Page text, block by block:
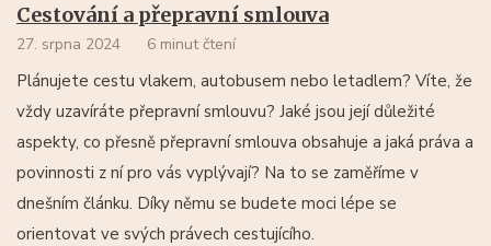
Cestování a přepravní smlouva
27. srpna 2024 6 minut čtení
Plánujete cestu vlakem, autobusem nebo letadlem? Víte, že
vždy uzavíráte přepravní smlouvu? Jaké jsou její důležité
aspekty, co přesně přepravní smlouva obsahuje a jaká práva a
povinnosti z ní pro vás vyplývají? Na to se zaměříme v
dnešním článku. Díky němu se budete moci lépe se
orientovat ve svých právech cestujícího.